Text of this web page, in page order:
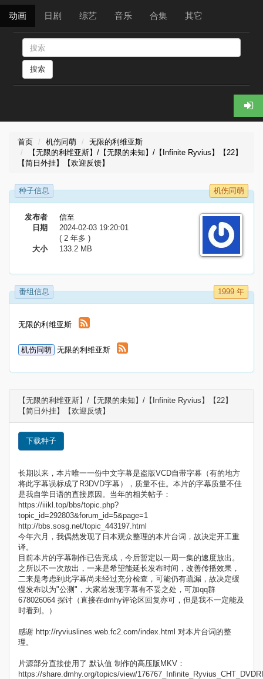
动画 日剧 综艺 音乐 合集 其它
搜索
首页 机伤同萌
无限的利维亚斯
【无限的利维亚斯】/【无限的未知】/【Infinite Ryvius】【22】
【简日外挂】【欢迎反馈】​
种子信息 机伤同萌
发布者
信至
日期
2024-02-03 19:20:01
( 2 年多 )
大小
133.2 MB
番组信息 1999 年
无限的利维亚斯
机伤同萌 无限的利维亚斯
【无限的利维亚斯】/【无限的未知】/【Infinite Ryvius】【22】
【简日外挂】【欢迎反馈】​
下载种子
长期以来，本片唯一一份中文字幕是盗版VCD自带字幕（有的地方
将此字幕误标成了R3DVD字幕），质量不佳。本片的字幕质量不佳
是我自学日语的直接原因。当年的相关帖子：
https://iiikl.top/bbs/topic.php?
topic_id=292803&forum_id=5&page=1
http://bbs.sosg.net/topic_443197.html
今年六月，我偶然发现了日本观众整理的本片台词，故决定开工重
译。
目前本片的字幕制作已告完成，今后暂定以一周一集的速度放出。
之所以不一次放出，一来是希望能延长发布时间，改善传播效果，
二来是考虑到此字幕尚未经过充分检查，可能仍有疏漏，故决定缓
慢发布以为"公测"，大家若发现字幕有不妥之处，可加qq群
678026064 探讨（直接在dmhy评论区回复亦可，但是我不一定能及
时看到。）
感谢 http://ryviuslines.web.fc2.com/index.html 对本片台词的整
理。
片源部分直接使用了 默认值 制作的高压版MKV：
https://share.dmhy.org/topics/view/